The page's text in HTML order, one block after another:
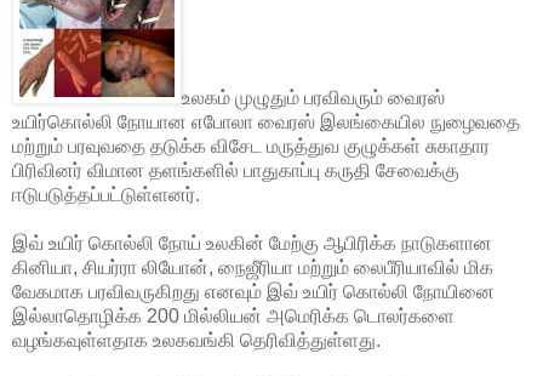
உலகம் முழுதும் பரவிவரும் வைரஸ்
உயிர்கொல்லி நோயான எபோலா வைரஸ் இலங்கையில நுழைவதை
மற்றும் பரவுவதை தடுக்க விசேட மருத்துவ குழுக்கள் சுகாதார
பிரிவினர் விமான தளங்களில் பாதுகாப்பு கருதி சேவைக்கு
ஈடுபடுத்தப்பட்டுள்ளனர்.
இவ் உயிர் கொல்லி நோய் உலகின் மேற்கு ஆபிரிக்க நாடுகளான
கினியா, சியர்ரா லியோன், நைஜீரியா மற்றும் லைபீரியாவில் மிக
வேகமாக பரவிவருகிறது எனவும் இவ் உயிர் கொல்லி நோயினை
இல்லாதொழிக்க 200 மில்லியன் அமெரிக்க டொலர்களை
வழங்கவுள்ளதாக உலகவங்கி தெரிவித்துள்ளது.